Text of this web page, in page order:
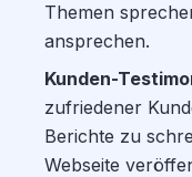
Themen
ansprechen.
Kunden-
zufriedener
Berichte zu
Webseite